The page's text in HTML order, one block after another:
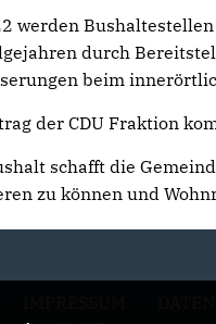
werden
durch
beim
der CDU Fraktion
schafft die
zu können und